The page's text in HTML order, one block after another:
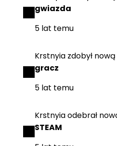
gwiazda
5 lat temu
Krstnyia zdobył
gracz
5 lat temu
Krstnyiaodebrał
STEAM